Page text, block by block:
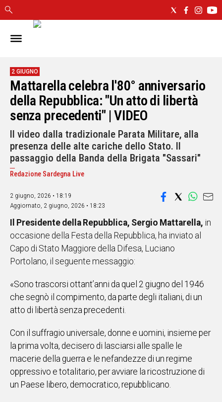
IN
CAGLIARI
SASSARI
NUORO
ORISTANO
SULCIS
GALLURA
OGLIASTRA
MEDIO
CAMPIDANO
ALTRE
NOTIZIE
POLITICA
IN
ITALIA
NEL
SPORT
EVENTI
STORIE
VIDEO
2 GIUGNO
Mattarella celebra l'80° anniversario
della Repubblica: "Un atto di libertà
senza precedenti" | VIDEO
Il video dalla tradizionale Parata Militare, alla
presenza delle alte cariche dello Stato. Il
passaggio della Banda della Brigata "Sassari"
Redazione Sardegna Live
2 giugno, 2026 • 18:19
Aggiornato, 2 giugno, 2026 • 18:23
Il Presidente della Repubblica, Sergio Mattarella, in
occasione della Festa della Repubblica, ha inviato al
Capo di Stato Maggiore della Difesa, Luciano
Portolano, il seguente messaggio:
«Sono trascorsi ottant’anni da quel 2 giugno del 1946
che segnò il compimento, da parte degli italiani, di un
atto di libertà senza precedenti.
Con il suffragio universale, donne e uomini, insieme per
la prima volta, decisero di lasciarsi alle spalle le
macerie della guerra e le nefandezze di un regime
oppressivo e totalitario, per avviare la ricostruzione di
un Paese libero, democratico, repubblicano.